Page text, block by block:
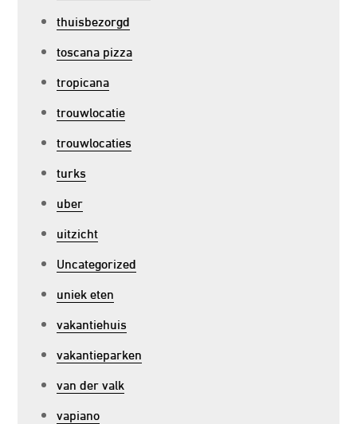
thuisbezorgd
toscana pizza
tropicana
trouwlocatie
trouwlocaties
turks
uber
uitzicht
Uncategorized
uniek eten
vakantiehuis
vakantieparken
van der valk
vapiano